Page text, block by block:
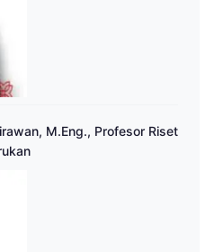
M.Eng., Profesor Riset